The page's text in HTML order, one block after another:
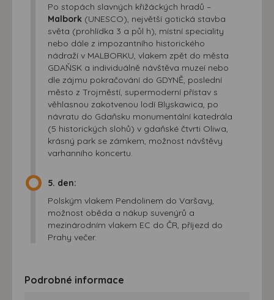
Po stopách slavných křižáckých hradů –
Malbork (UNESCO), největší gotická stavba
světa (prohlídka 3 a půl h), místní speciality
nebo dále z impozantního historického
nádraží v MALBORKU, vlakem zpět do města
GDAŇSK a individuálně návštěva muzeí nebo
dle zájmu pokračování do GDYNĚ, poslední
město z Trojměstí, supermoderní přístav s
věhlasnou zakotvenou lodí Blyskawica, po
návratu do Gdaňsku monumentální katedrála
(5 historických slohů) v gdaňské čtvrti Oliwa,
krásný park se zámkem, možnost návštěvy
varhanního koncertu.
5. den:
Polským vlakem Pendolinem do Varšavy,
možnost oběda a nákup suvenýrů a
mezinárodním vlakem EC do ČR, příjezd do
Prahy večer.
Podrobné informace